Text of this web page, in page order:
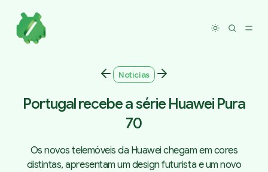
Toggle
Notícias
Portugal recebe a série Huawei Pura
70
Os novos telemóveis da Huawei chegam em cores
distintas, apresentam um design futurista e um novo